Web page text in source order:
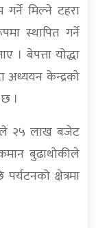
गर्ने मिल्ने टहरा
स्थापित गर्ने
। बेपत्ता योद्धा
अध्ययन केन्द्रको
।
२५ लाख बजेट
बुढाथोकीले
क्षेत्रमा